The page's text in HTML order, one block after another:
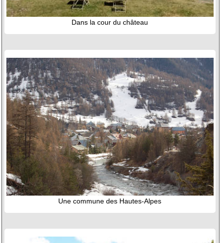
Dans la cour du château
Une commune des Hautes-Alpes